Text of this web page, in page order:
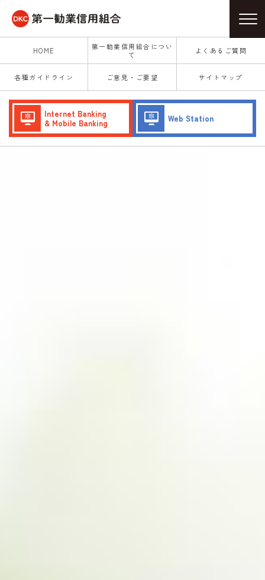
HOME
第一勧業信用組合につい
て
よくあるご質問
各種ガイドライン ご意見・ご要望 サイトマップ
Internet Banking
& Mobile Banking
Web Station